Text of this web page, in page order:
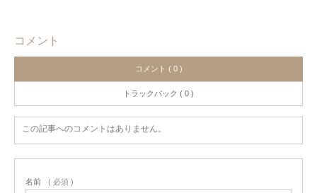
コメント
コメント ( 0 )
トラックバック ( 0 )
この記事へのコメントはありません。
名前 ( 必須 )